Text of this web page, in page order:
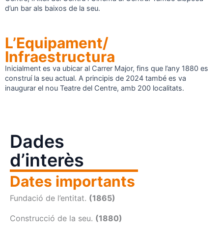
d’un bar als baixos de la seu.
L’Equipament/
Infraestructura
Inicialment es va ubicar al Carrer Major, fins que l’any 1880 es
construí la seu actual. A principis de 2024 també es va
inaugurar el nou Teatre del Centre, amb 200 localitats.
Dades
d’interès
Dates importants
Fundació de l’entitat. (1865)
Construcció de la seu. (1880)